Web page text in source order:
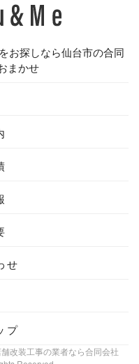
お探しなら仙台市の合同
まかせ
せ
プ
改装工事の業者なら合同会社